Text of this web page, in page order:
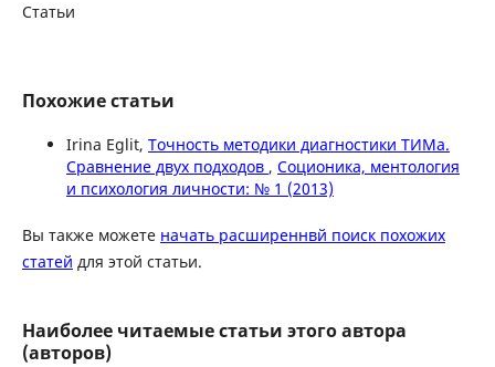
Статьи
Похожие статьи
Irina Eglit, Точность методики диагностики ТИМа.
Сравнение двух подходов , Соционика, ментология
и психология личности: № 1 (2013)
Вы также можете начать расширеннвй поиск похожих
статей для этой статьи.
Наиболее читаемые статьи этого автора
(авторов)